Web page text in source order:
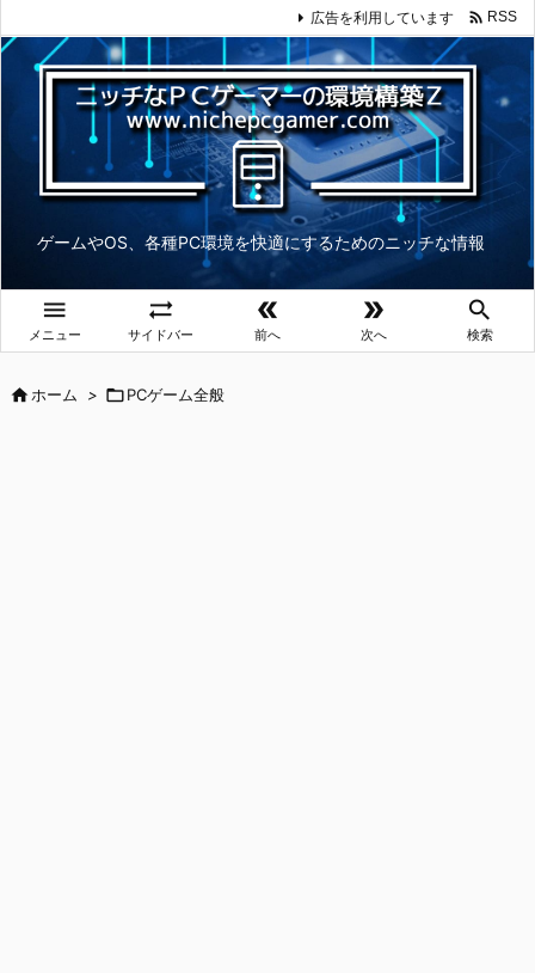
ゲームやOS、各種PC環境を快適にするためのニッチな情報

メニュー

サイドバー

前へ

次へ

検索
広告を利用しています  RSS
ホーム > PCゲーム全般